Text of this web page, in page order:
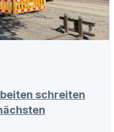
schreiten